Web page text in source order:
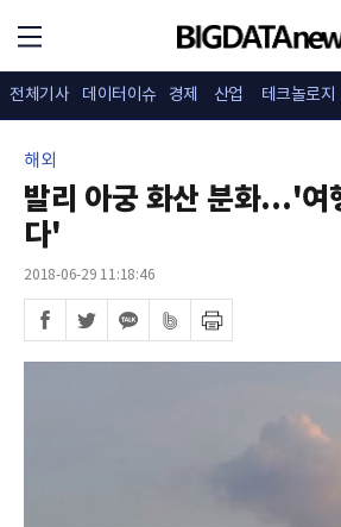
전체기사 데이터이슈 경제 산업 테크놀로지
해외
발리 아궁 화산 분화...'여
다'
2018-06-29 11:18:46